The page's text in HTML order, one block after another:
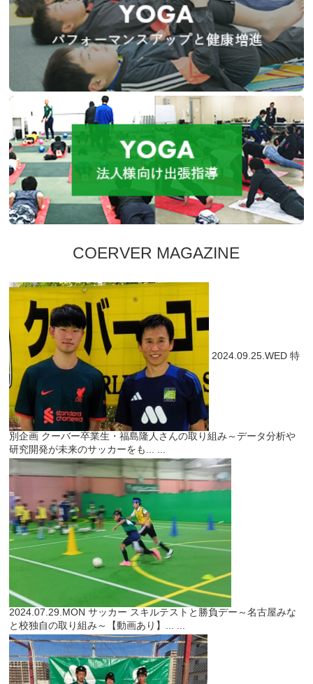
COERVER MAGAZINE
2024.09.25.WED 特
別企画 クーバー卒業生・福島隆人さんの取り組み～データ分析や
研究開発が未来のサッカーをも... ...
2024.07.29.MON サッカー スキルテストと勝負デー～名古屋みな
と校独自の取り組み～【動画あり】... ...